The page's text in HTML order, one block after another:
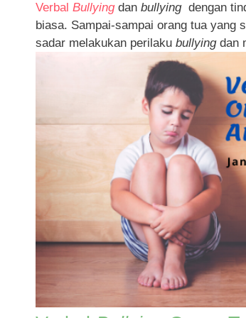
Verbal Bullyingdan bullying dengan
biasa. Sampai-sampai orang tua yang
sadar melakukan perilaku bullyingdan